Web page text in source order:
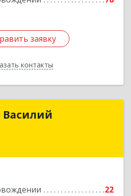
заявку
контакты
заявку
Назад
22
Сафронов Василий
Подробнее